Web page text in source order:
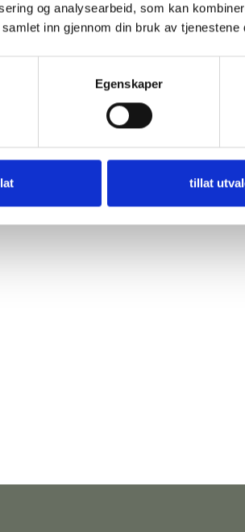
og analysearbeid, som kan
inn gjennom din bruk av tjenestene
Egenskaper
tillat